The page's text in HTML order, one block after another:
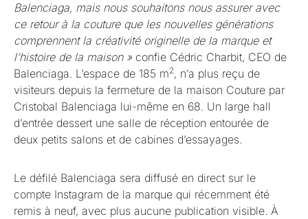
Balenciaga, mais nous souhaitons nous assurer avec
ce retour à la couture que les nouvelles générations
comprennent la créativité originelle de la marque et
l’histoire de la maison » confie Cédric Charbit, CEO de
Balenciaga. L’espace de 185 m2, n’a plus reçu de
visiteurs depuis la fermeture de la maison Couture par
Cristobal Balenciaga lui-même en 68. Un large hall
d’entrée dessert une salle de réception entourée de
deux petits salons et de cabines d’essayages.
Le défilé Balenciaga sera diffusé en direct sur le
compte Instagram de la marque qui récemment été
remis à neuf, avec plus aucune publication visible. À